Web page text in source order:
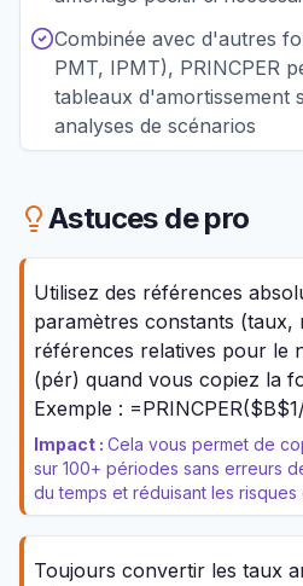
Combinée avec d'autres
PMT, IPMT), PRINCPER
tableaux d'amortissement
analyses de scénarios
Astuces de pro
Utilisez des références
paramètres constants (taux,
références relatives pour le
(pér) quand vous copiez la
Exemple :
Impact : Cela vous permet de
sur 100+ périodes sans erreurs
du temps et réduisant les
Toujours convertir les taux